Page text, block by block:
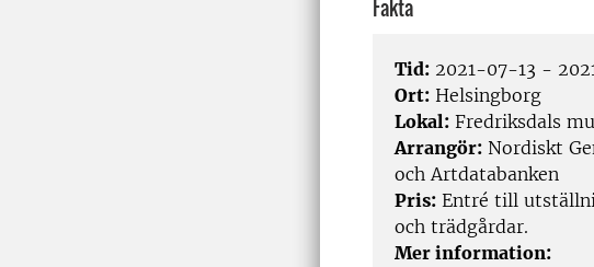
Fakta
Tid: 2021-07-13 -
Ort: Helsingborg
Lokal: Fredriksdals
Arrangör: Nordiskt
och Artdatabanken
Pris: Entré till
och trädgårdar.
Mer information: